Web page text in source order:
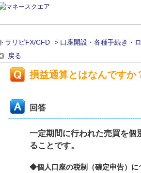
トラリピFX/CFD > 口座開設・各種手続き・
戻る
損益通算とはなんですか
回答
一定期間に行われた売買を個
ることです。
◆個人口座の税制（確定申告）に